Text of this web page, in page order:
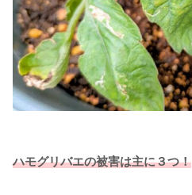
ハモグリバエの被害は主に３つ！